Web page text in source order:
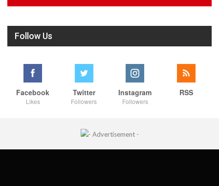
Follow Us
Facebook
Likes
Twitter
Followers
Instagram
Followers
RSS